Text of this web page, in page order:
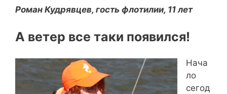
Роман Кудрявцев, гость флотилии, 11 лет
А ветер все таки появился!
Нача
ло
сегод